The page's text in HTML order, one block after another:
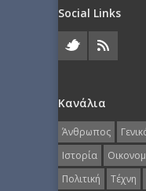
Social Links
Κανάλια
Άνθρωπος
Ιστορία
Πολιτική
Τέχνη